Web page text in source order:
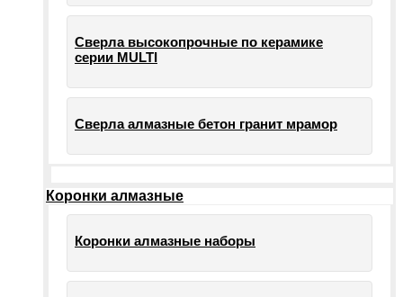
Сверла высокопрочные по керамике
серии MULTI
Сверла алмазные бетон гранит мрамор
Коронки алмазные
Коронки алмазные наборы